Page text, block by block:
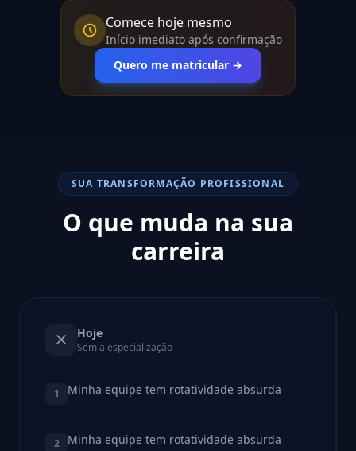
Comece hoje mesmo
Início imediato após confirmação
Quero me matricular →
SUA TRANSFORMAÇÃO PROFISSIONAL
O que muda na sua
carreira
Hoje
Sem a especialização
1 Minha equipe tem rotatividade absurda
2 Minha equipe tem rotatividade absurda